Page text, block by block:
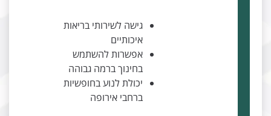
גישה לשירותי בריאות
איכותיים
אפשרות להשתמש
בחינוך ברמה גבוהה
יכולת לנוע בחופשיות
ברחבי אירופה